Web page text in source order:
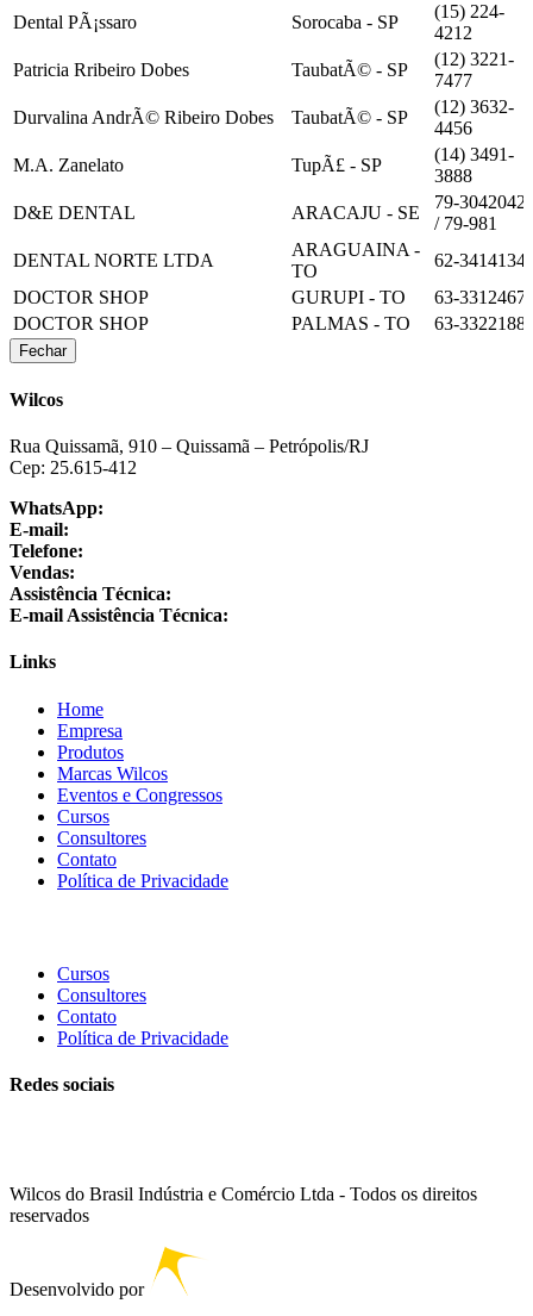
Dental PÃ¡ssaro
Sorocaba - SP
(15) 224-
4212
Patricia Rribeiro Dobes
TaubatÃ© - SP
(12) 3221-
7477
Durvalina AndrÃ© Ribeiro Dobes
TaubatÃ© - SP
(12) 3632-
4456
M.A. Zanelato
TupÃ£ - SP
(14) 3491-
3888
D&E DENTAL
ARACAJU - SE
79-
/ 79-981
DENTAL NORTE LTDA
ARAGUAINA -
TO
62-
DOCTOR SHOP
GURUPI - TO
63-
DOCTOR SHOP
PALMAS - TO 63-
Fechar
Wilcos
Rua Quissamã, 910 – Quissamã – Petrópolis/RJ
Cep: 25.615-412
WhatsApp:
E-mail:
Telefone:
Vendas:
Assistência Técnica:
E-mail Assistência Técnica:
Links
Home
Empresa
Produtos
Marcas Wilcos
Eventos e Congressos
Cursos
Consultores
Contato
Política de Privacidade
Cursos
Consultores
Contato
Política de Privacidade
Redes sociais
Wilcos do Brasil Indústria e Comércio Ltda - Todos os direitos
reservados
Desenvolvido por